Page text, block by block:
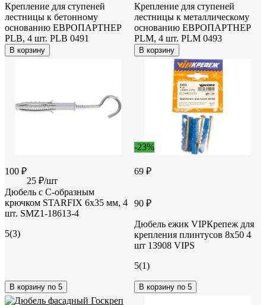
Крепление для ступеней
лестницы к бетонному
основанию ЕВРОПАРТНЕР
PLB, 4 шт. PLB 0491
В корзину
Крепление для ступеней
лестницы к металлическому
основанию ЕВРОПАРТНЕР
PLM, 4 шт. PLM 0493
В корзину
100 ₽
25 ₽/шт
Дюбель с С-образным
крючком STARFIX 6x35 мм, 4
шт. SMZ1-18613-4
5(3)
В корзину по 5
-23%
69 ₽
90 ₽
Дюбель ежик VIPКрепеж для
крепления плинтусов 8х50 4
шт 13908 VIPS
5(1)
В корзину по 5